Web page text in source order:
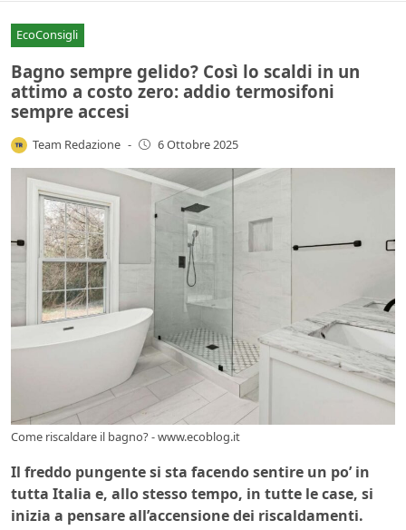
EcoConsigli
Bagno sempre gelido? Così lo scaldi in un
attimo a costo zero: addio termosifoni
sempre accesi
Team Redazione - 6 Ottobre 2025
Come riscaldare il bagno? - www.ecoblog.it
Il freddo pungente si sta facendo sentire un po’ in
tutta Italia e, allo stesso tempo, in tutte le case, si
inizia a pensare all’accensione dei riscaldamenti.